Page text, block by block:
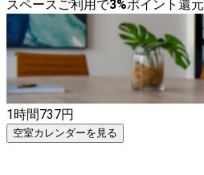
スペースご利用で3%ポイント還元
1時間737円
空室カレンダーを見る